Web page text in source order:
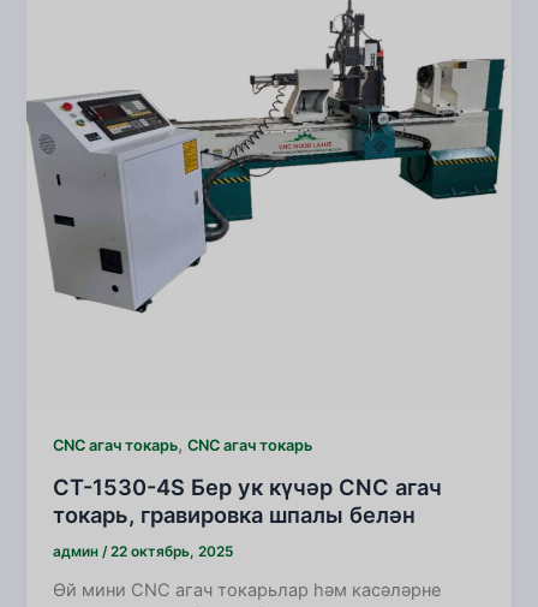
CNC агач токарь,CNC агач токарь
CT-1530-4S Бер ук күчәр CNC агач
токарь, гравировка шпалы белән
админ /22 октябрь, 2025
Өй мини CNC агач токарьлар һәм касәләрне